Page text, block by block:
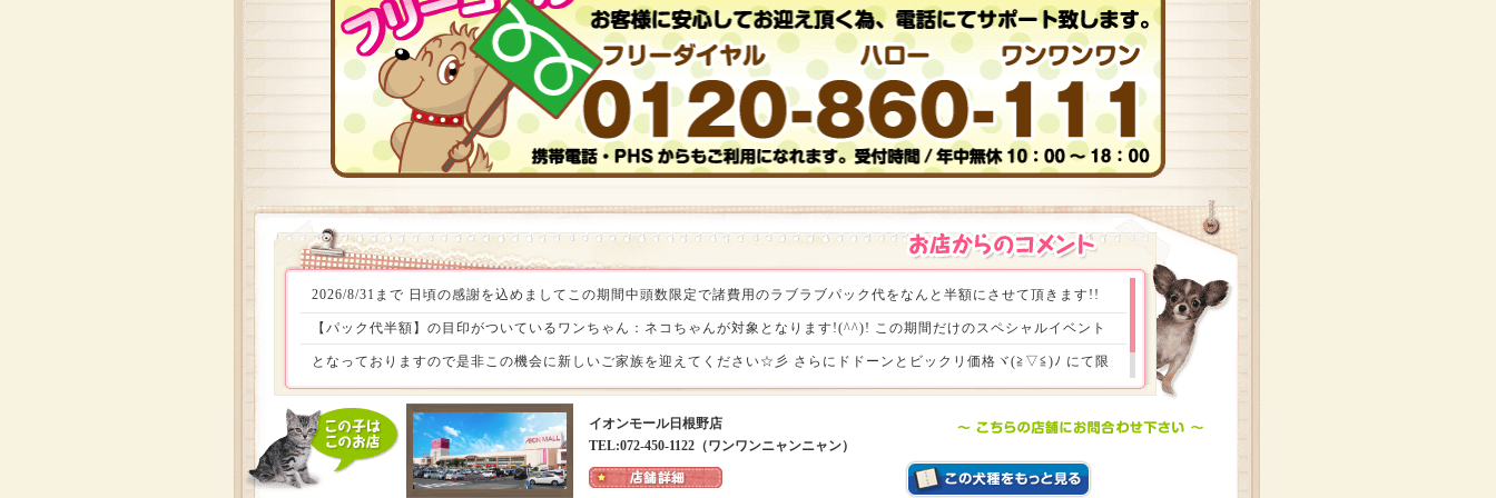
2026/8/31まで 日頃の感謝を込めましてこの期間中頭数限定で諸費用のラブラブパック代をなんと半額にさせて頂きます!!
【パック代半額】の目印がついているワンちゃん：ネコちゃんが対象となります!(^^)! この期間だけのスペシャルイベント
となっておりますので是非この機会に新しいご家族を迎えてください☆彡 さらにドドーンとビックリ価格ヾ(≧▽≦)ﾉ にて限
定頭数お迎えしやすい価格でお待ちいたしております。
イオンモール日根野店
TEL:072-450-1122（ワンワンニャンニャン）